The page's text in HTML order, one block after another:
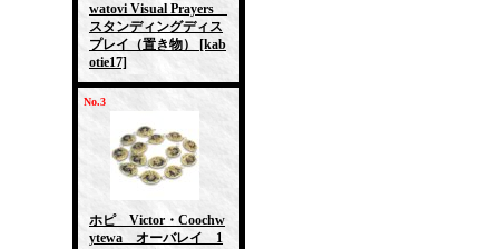
watovi Visual Prayers
スタンディングディス
プレイ（置き物）
[kab
otie17]
No.3
ホピ Victor・Coochw
ytewa オーバレイ 1